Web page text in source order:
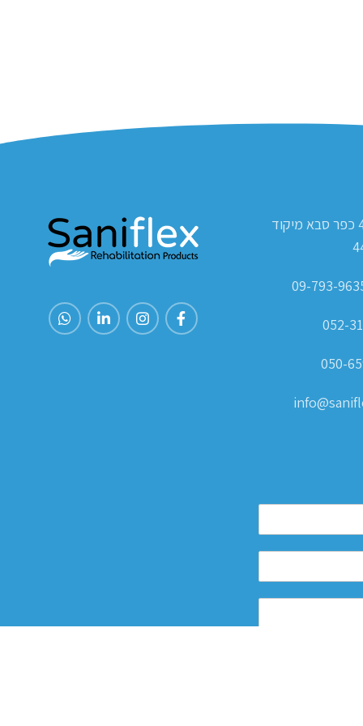
ת.ד 420 כפר סבא מיקוד
052-
050-